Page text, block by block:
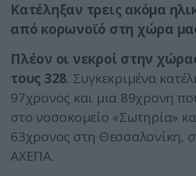
Κατέληξαν τρεις ακόμα
από κορωνοϊό στη χώρα
Πλέον οι νεκροί στην
τους 328. Συγκεκριμένα
97χρονος και μια 89χρονη
στο νοσοκομείο «Σωτηρία»
63χρονος στη Θεσσαλονίκη,
ΑΧΕΠΑ.